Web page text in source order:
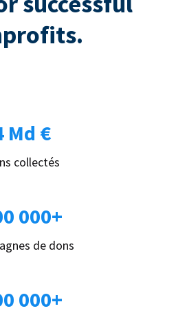
Md €
collectés
000+
de dons
000+